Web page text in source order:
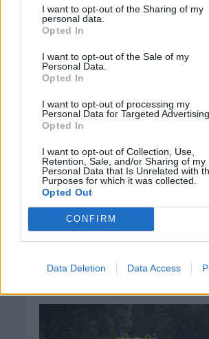
I want to opt-out of the Sharing of my
personal data.
Opted In
I want to opt-out of the Sale of my
Personal Data.
Opted In
I want to opt-out of processing my
Personal Data for Targeted Advertising.
Opted In
I want to opt-out of Collection, Use,
Retention, Sale, and/or Sharing of my
Personal Data that Is Unrelated with
Purposes for which it was collected.
Opted Out
CONFIRM
Data Deletion Data Access
ΚΡΗΤΗ
Κρήτη: Ο καιρός της
μας στην τράπεζα
5 Αυγούστου 2026 21:40
Δημοφιλή αυτή την εβδομάδα